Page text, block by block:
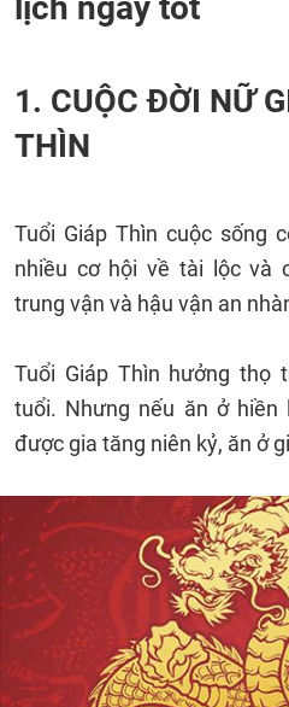
1. CUỘC ĐỜI NỮ
THÌN
Tuổi Giáp Thìn cuộc sống
nhiều cơ hội về tài lộc và
trung vận và hậu vận an
Tuổi Giáp Thìn hưởng thọ
tuổi. Nhưng nếu ăn ở
được gia tăng niên kỷ, ăn ở